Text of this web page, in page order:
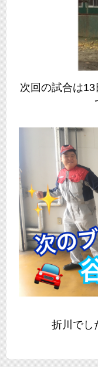
次回の試合は
折川でし